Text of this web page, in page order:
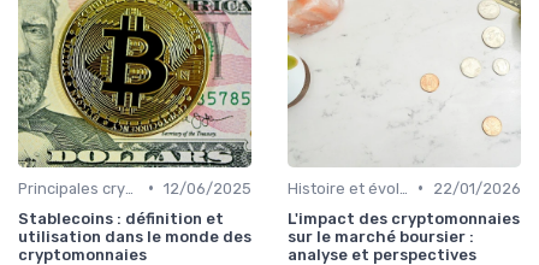
• 12/06/2025
Stablecoins : définition et
utilisation dans le monde des
cryptomonnaies
•
22/01/2026
L'impact des cryptomonnaies
sur le marché boursier :
analyse et perspectives